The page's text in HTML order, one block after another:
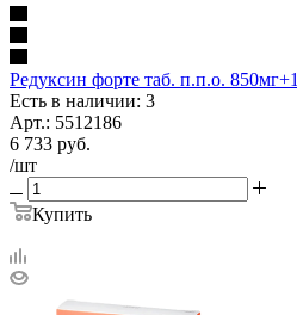
Редуксин форте таб. п.п.о.
Есть в наличии: 3
Арт.: 5512186
6 733 руб.
/шт
Купить